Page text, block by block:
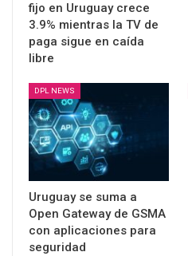
fijo en Uruguay crece
3.9% mientras la TV de
paga sigue en caída
libre
DPL NEWS
Uruguay se suma a
Open Gateway de GSMA
con aplicaciones para
seguridad